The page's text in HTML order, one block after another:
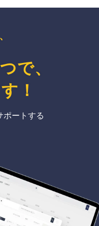
で、
！
ポートする